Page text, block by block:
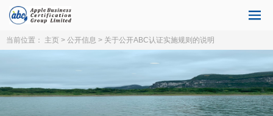
当前位置： 主页 > 公开信息 > 关于公开ABC认证实施规则的说明